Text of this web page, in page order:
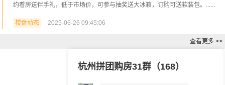
约看房送伴手礼，低于市场价，可参与抽奖送大冰箱，订购可送软装包。......
楼盘动态 2025-06-26 09:45:06
查看更多 >>
杭州拼团购房31群（168）
和新南苑到底好不好?